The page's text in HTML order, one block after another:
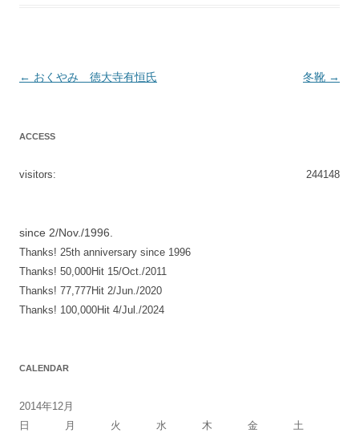
投
ョ
ン
← おくやみ 徳大寺有恒氏 冬靴 →
ACCESS
244148
visitors:
since 2/Nov./1996.
Thanks! 25th anniversary since 1996
Thanks! 50,000Hit 15/Oct./2011
Thanks! 77,777Hit 2/Jun./2020
Thanks! 100,000Hit 4/Jul./2024
CALENDAR
2014年12月
日
月 火 水 木 金
土